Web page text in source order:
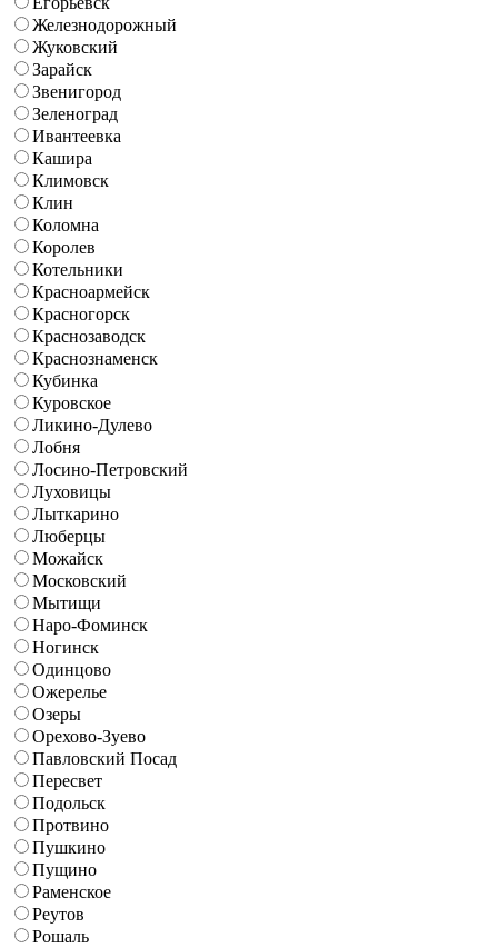
Железнодорожный
Жуковский
Зарайск
Звенигород
Зеленоград
Ивантеевка
Кашира
Климовск
Клин
Коломна
Королев
Котельники
Красноармейск
Красногорск
Краснозаводск
Краснознаменск
Кубинка
Куровское
Ликино-Дулево
Лобня
Лосино-Петровский
Луховицы
Лыткарино
Люберцы
Можайск
Московский
Мытищи
Наро-Фоминск
Ногинск
Одинцово
Ожерелье
Озеры
Орехово-Зуево
Павловский Посад
Пересвет
Подольск
Протвино
Пушкино
Пущино
Раменское
Реутов
Рошаль